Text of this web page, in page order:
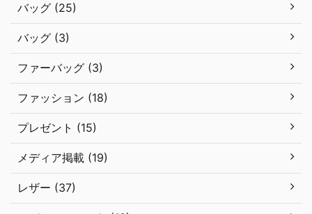
バッグ (25)
バッグ (3)
ファーバッグ (3)
ファッション (18)
プレゼント (15)
メディア掲載 (19)
レザー (37)